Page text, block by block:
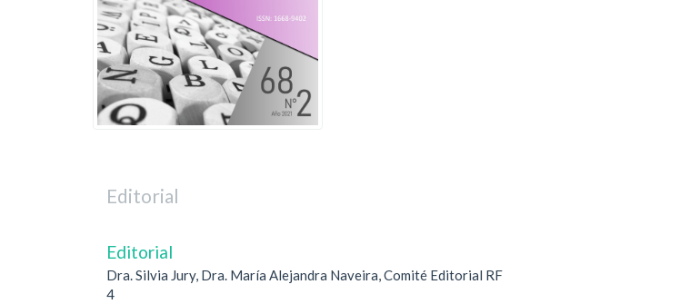
Editorial
Editorial
Dra. Silvia Jury, Dra. María Alejandra Naveira, Comité Editorial RF
4